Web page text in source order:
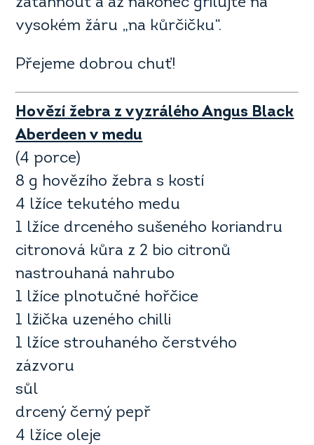
vysokém žáru „na kůrčičku“.
Přejeme dobrou chuť!
Hovězí žebra z vyzrálého Angus Black
Aberdeen v medu
(4 porce)
8 g hovězího žebra s kostí
4 lžíce tekutého medu
1 lžíce drceného sušeného koriandru
citronová kůra z 2 bio citronů
nastrouhaná nahrubo
1 lžíce plnotučné hořčice
1 lžička uzeného chilli
1 lžíce strouhaného čerstvého
zázvoru
sůl
drcený černý pepř
4 lžíce oleje